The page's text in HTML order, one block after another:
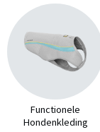
Functionele
Hondenkleding